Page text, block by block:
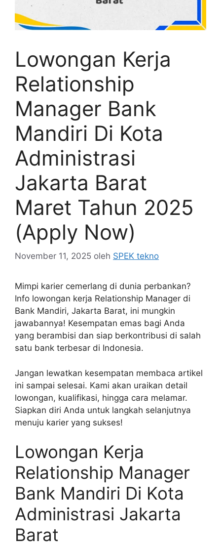
Lowongan Kerja
Relationship
Manager Bank
Mandiri Di Kota
Administrasi
Jakarta Barat
Maret Tahun 2025
(Apply Now)
November 11, 2025 oleh SPEK tekno
Mimpi karier cemerlang di dunia perbankan?
Info lowongan kerja Relationship Manager di
Bank Mandiri, Jakarta Barat, ini mungkin
jawabannya! Kesempatan emas bagi Anda
yang berambisi dan siap berkontribusi di salah
satu bank terbesar di Indonesia.
Jangan lewatkan kesempatan membaca artikel
ini sampai selesai. Kami akan uraikan detail
lowongan, kualifikasi, hingga cara melamar.
Siapkan diri Anda untuk langkah selanjutnya
menuju karier yang sukses!
Lowongan Kerja
Relationship Manager
Bank Mandiri Di Kota
Administrasi Jakarta
Barat